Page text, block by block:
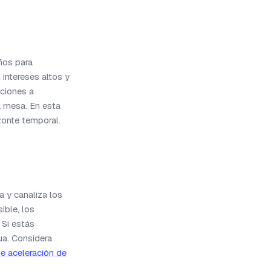
para
intereses altos y
a
En esta
temporal.
y canaliza los
los
estás
Considera
aceleración de